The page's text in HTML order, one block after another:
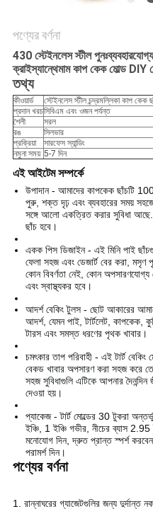
পণ্যের বর্ণনা
430 স্টেইনলেস স্টীল পুনঃব্যবহারযোগ্য
ক্রাইস্যান্থেমাম কাপ কেক মোল্ড DIY
তথ্য
কীওয়ার্ড
স্টেইনলেস স্টীল চন্দ্রমল্লিকা কাপ কেক
প্রদান খরচসিবিএম এবং ওজন পর্যন্ত
শৈলী
সরল
রঙ
সিলভার
প্রক্রিয়া
সারফেস স্যান্ডিং
নমুনা সময় 5-7 দিন
এই আইটেম সম্পর্কে
উপাদান - আমাদের কাপকেক ছাঁচটি
পুরু, শক্ত দৃঢ় এবং ব্যবহারের সময়
সঙ্গে আলো একত্রিত করার সুবিধা
ছাঁচ হবে।
একক পিস ডিজাইন - এই মিনি পাই
ফেলা সহজ এবং ডেজার্ট বের করা, মসৃণ
কোন বিবর্ণতা নেই, কোন অপসারণযোগ্য
এবং স্বাস্থ্যকর হবে।
আদর্শ বেকিং টুলস - ছোট আকারের
আদর্শ, যেমন পাই, টার্টলেট,
টারস এবং সমস্ত ধরণের পৃথক খাবার।
চমৎকার তাপ পরিবাহী - এই টার্ট
বেকড খাবার অপসারণ করা সহজ করে
সহজ সুবিধাগুলি এটিকে আপনার
দেওয়া হয়।
প্যাকেজ - টার্ট মোল্ডের 30 টুকরা
ইঞ্চি, 1 ইঞ্চি গভীর, নীচের ব্যাস 2.95
মনোযোগ দিন, দ্রুত প্রান্ত স্পর্শ করবেন
পরামর্শ দিন।
পণ্যের বর্ণনা
1. রান্নাঘরের গ্যাজেটগুলির জন্য দুর্দান্ত